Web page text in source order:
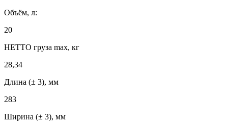
Объём, л:
20
НЕТТО груза max, кг
28,34
Длина (± 3), мм
283
Ширина (± 3), мм